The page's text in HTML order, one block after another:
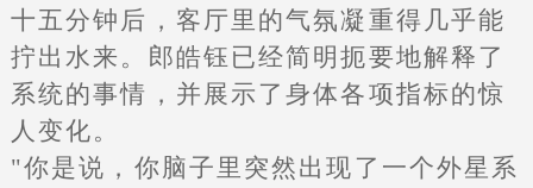
十五分钟后，客厅里的气氛凝重得几乎能
拧出水来。郎皓钰已经简明扼要地解释了
系统的事情，并展示了身体各项指标的惊
人变化。
"你是说，你脑子里突然出现了一个外星系